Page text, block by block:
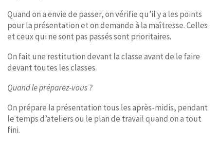
Quand on a envie de passer, on vérifie qu’il y a les points
pour la présentation et on demande à la maîtresse. Celles
et ceux qui ne sont pas passés sont prioritaires.
On fait une restitution devant la classe avant de le faire
devant toutes les classes.
Quand le préparez-vous ?
On prépare la présentation tous les après-midis, pendant
le temps d’ateliers ou le plan de travail quand on a tout
fini.